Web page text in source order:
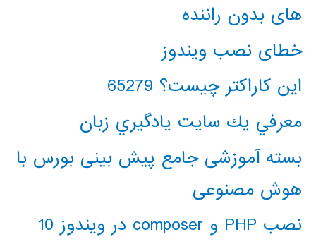
های بدون راننده
خطای نصب ویندوز
این کاراکتر چیست؟ 65279
معرفي يك سايت يادگيري زبان
بسته آموزشی جامع پیش بینی بورس با
هوش مصنوعی
نصب PHP و composer در ویندوز 10